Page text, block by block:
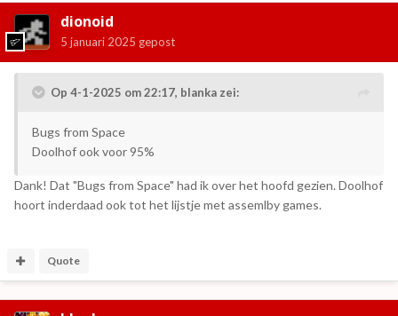
dionoid
5 januari 2025 gepost
Op 4-1-2025 om 22:17, blanka zei:
Bugs from Space
Doolhof ook voor 95%
Dank! Dat "Bugs from Space" had ik over het hoofd gezien. Doolhof
hoort inderdaad ook tot het lijstje met assemlby games.
Quote